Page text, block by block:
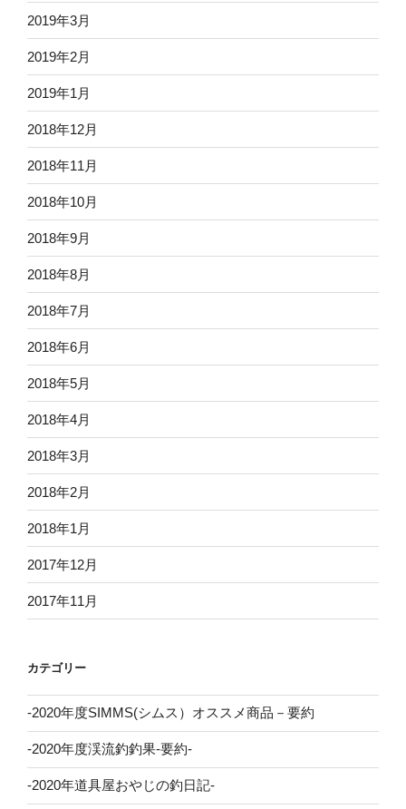
2019年3月
2019年2月
2019年1月
2018年12月
2018年11月
2018年10月
2018年9月
2018年8月
2018年7月
2018年6月
2018年5月
2018年4月
2018年3月
2018年2月
2018年1月
2017年12月
2017年11月
カテゴリー
-2020年度SIMMS(シムス）オススメ商品－要約
-2020年度渓流釣釣果-要約-
-2020年道具屋おやじの釣日記-